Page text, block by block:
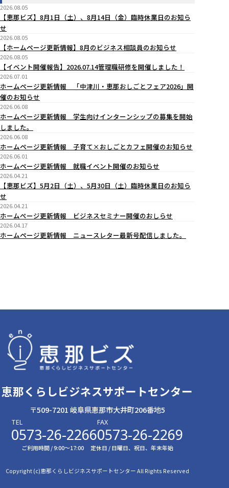
2026.08.05
【恵那ビズ】8月1日（土）、8月14日（金）臨時休業日のお知ら
せ
2026.08.05
【ホームページ更新情報】8月のビジネス相談員のお知らせ
2026.08.05
【イベント開催報告】2026.07.14管理職研修を開催しました！
2026.07.01
ホームページ更新情報 「中津川・恵那おしごとフェア2026」開
催のお知らせ
2026.06.08
ホームページ更新情報 学生向けインターンシップの募集を開始
しました。
2026.06.08
ホームページ更新情報 子育て×おしごとカフェ開催のお知らせ
2026.06.01
ホームページ更新情報 就職イベント開催のお知らせ
2026.04.21
【恵那ビズ】5月2日（土）、5月30日（土）臨時休業日のお知ら
せ
2026.04.21
ホームぺージ更新情報 ビジネスセミナー開催のおしらせ
2026.04.17
ホームページ更新情報 ニュースレター最新号配信しました。
恵那くらしビジネスサポートセンター
〒509-7201 岐阜県恵那市大井町206番地5
TEL
0573-26-2266
FAX
0573-26-2269
ご利用時間 / 9:00〜17:00 定休日 / 日曜日、祝日、年末年始
Copyright (c)恵那くらしビジネスサポートセンター All Rights Reserved